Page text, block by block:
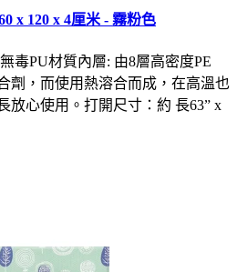
x 120 x 4厘米 - 霧粉色
毒PU材質內層: 由8層高密度PE
劑，而使用熱溶合而成，在高溫也
放心使用。打開尺寸：約 長63” x